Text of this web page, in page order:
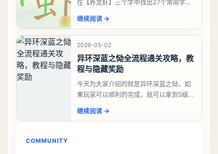
在【养龙虾】三个字中找出27个常用字，
大、夫、夰、巾、中、虫、下、虾、卜、
囗、吓、卟、
继续阅读 →
2026-05-02
异环深蓝之恸全流程通关攻略，教
程与隐藏奖励
今天为大家介绍的就是异环深蓝之恸，如
果玩家可以顺利的完成，就可以拿到S级弧
比较高的，对于那些新手玩家并不建议直
继续阅读 →
COMMUNITY